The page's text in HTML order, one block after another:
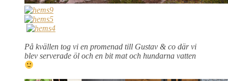
På kvällen tog vi en promenad till Gustav & co där vi
blev serverade öl och en bit mat och hundarna vatten